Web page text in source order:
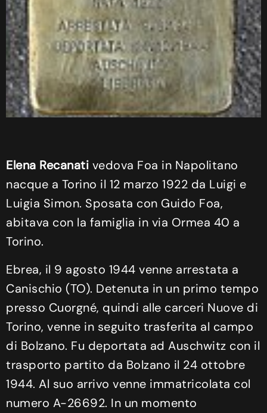
Elena Recanati vedova Foa in Napolitano
nacque a Torino il 12 marzo 1922 da Luigi e
Luigia Simon. Sposata con Guido Foa,
abitava con la famiglia in via Ormea 40 a
Torino.
Ebrea, il 9 agosto 1944 venne arrestata a
Canischio (TO). Detenuta in un primo tempo
presso Cuorgné, quindi alle carceri Nuove di
Torino, venne in seguito trasferita al campo
di Bolzano. Fu deportata ad Auschwitz con il
trasporto partito da Bolzano il 24 ottobre
1944. Al suo arrivo venne immatricolata col
numero A-26692. In un momento